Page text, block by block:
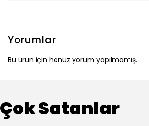
Yorumlar
Bu ürün için henüz yorum yapılmamış.
Çok Satanlar